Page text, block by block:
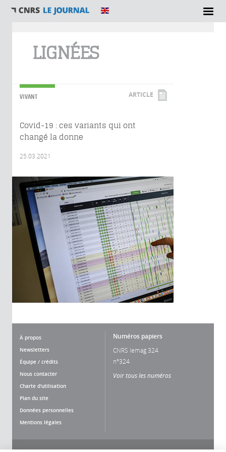
LIGNÉES
VIVANT ARTICLE
Covid-19 : ces variants qui ont
changé la donne
25.03.2021
À propos
Newsletters
Équipe / crédits
Nous contacter
Charte d'utilisation
Plan du site
Données personnelles
Mentions légales
Numéros papiers
CNRS lemag 324
n°324
Voir tous les numéros